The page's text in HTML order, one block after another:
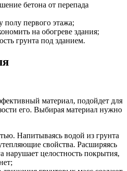
бетона от перепада
полу первого этажа;
на обогреве здания;
грунта под зданием.
материал, подойдет для
его. Выбирая материал нужно
Напитываясь водой из грунта
свойства. Расширяясь
нарушает целостность покрытия,